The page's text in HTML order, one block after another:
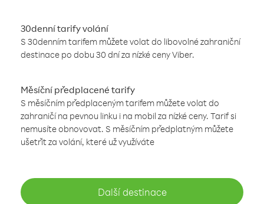
30denní tarify volání
S 30denním tarifem můžete volat do libovolné zahraniční
destinace po dobu 30 dní za nízké ceny Viber.
Měsíční předplacené tarify
S měsíčním předplaceným tarifem můžete volat do
zahraničí na pevnou linku i na mobil za nízké ceny. Tarif si
nemusíte obnovovat. S měsíčním předplatným můžete
ušetřit za volání, které už využíváte
Další destinace